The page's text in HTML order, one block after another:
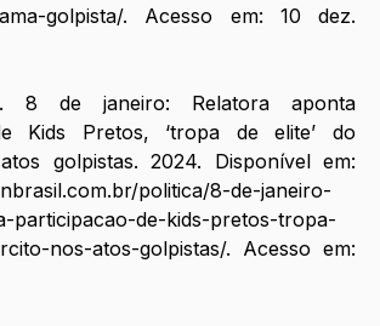
golpista/. Acesso em: 10 dez.
8 de janeiro: Relatora aponta
Kids Pretos, ‘tropa de elite’ do
politica/8-de-janeiro-
participacao-de-kids-pretos-tropa-
nos-atos-golpistas/. Acesso em: